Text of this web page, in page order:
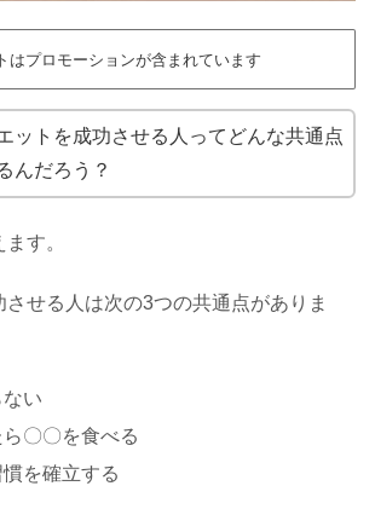
はプロモーションが含まれています
ットを成功させる人ってどんな共通点
んだろう？
す。
させる人は次の3つの共通点がありま
い
〇〇を食べる
を確立する